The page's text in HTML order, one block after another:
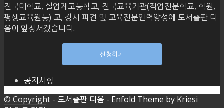
전국대학교, 실업계고등학교, 전국교육기관(직업전문학교, 학원,
평생교육원등) 교, 강사 파견 및 교육전문인력양성에 도서출판 다
음이 앞장서겠습니다.
신청하기
공지사항
© Copyright - 도서출판 다음 - Enfold Theme by Kriesi